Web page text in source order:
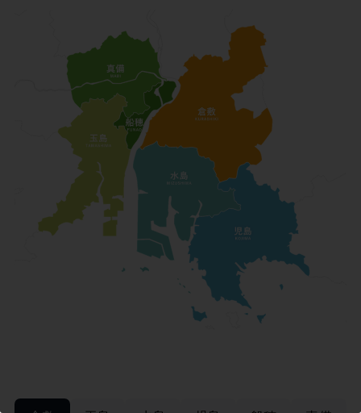
この記事を書いた市民ライター
倉敷そだち